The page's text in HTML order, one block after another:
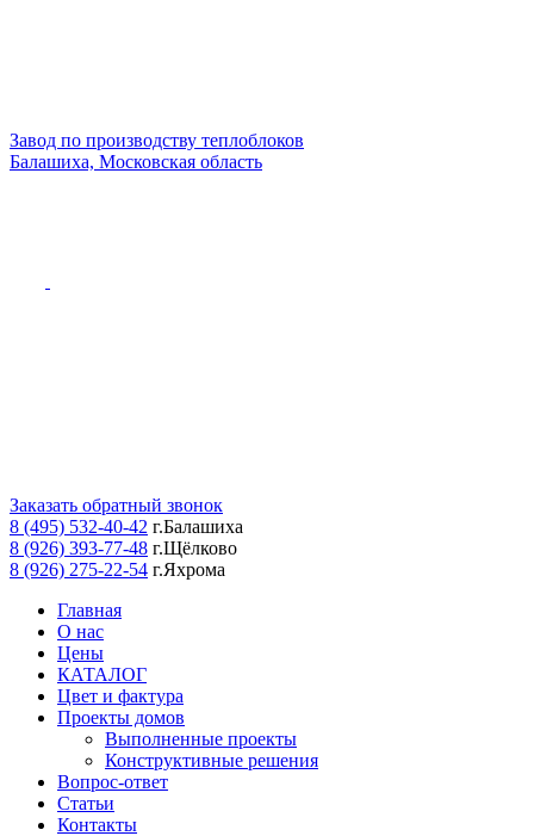
Завод по производству теплоблоков
Балашиха, Московская область
Заказать обратный звонок
8 (495) 532-40-42 г.Балашиха
8 (926) 393-77-48 г.Щёлково
8 (926) 275-22-54 г.Яхрома
Главная
О нас
Цены
КАТАЛОГ
Цвет и фактура
Проекты домов
Выполненные проекты
Конструктивные решения
Вопрос-ответ
Статьи
Контакты